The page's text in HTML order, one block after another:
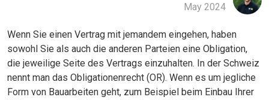
May 2024
Wenn Sie einen Vertrag mit jemandem eingehen, haben
sowohl Sie als auch die anderen Parteien eine Obligation,
die jeweilige Seite des Vertrags einzuhalten. In der Schweiz
nennt man das Obligationenrecht (OR). Wenn es um jegliche
Form von Bauarbeiten geht, zum Beispiel beim Einbau Ihrer